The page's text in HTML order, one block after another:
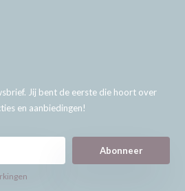
Jij bent de eerste die hoort over
en aanbiedingen!
Abonneer